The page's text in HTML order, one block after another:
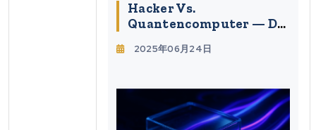
Hacker Vs.
Quantencomputer — Die
Kryptographie Finden!
Das Zeitalter Der
Quantencomputer Vor!
2025年06月24日